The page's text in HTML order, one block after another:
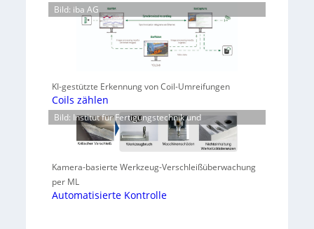
Bild: iba AG
KI-gestützte Erkennung von Coil-Umreifungen
Coils zählen
Bild: Institut für Fertigungstechnik und
Kamera-basierte Werkzeug-Verschleißüberwachung
per ML
Automatisierte Kontrolle